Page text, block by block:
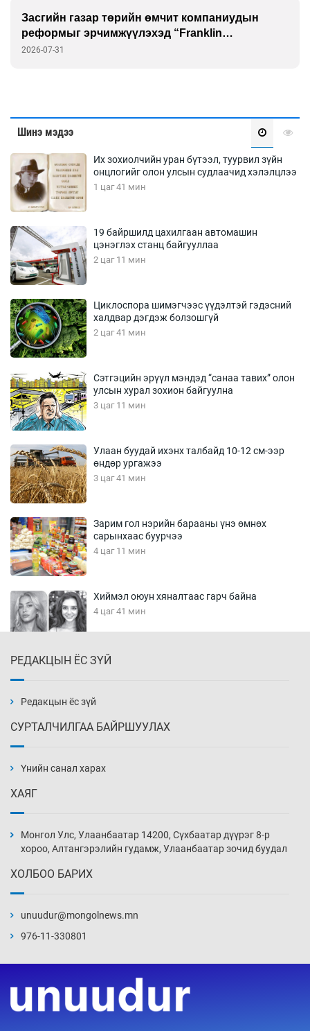
Засгийн газар төрийн өмчит компаниудын
реформыг эрчимжүүлэхэд “Franklin
Templeton”-той хамтарна
2026-07-31
Шинэ мэдээ
Их зохиолчийн уран бүтээл, туурвил зүйн
онцлогийг олон улсын судлаачид хэлэлцлээ
1 цаг 41 мин
19 байршилд цахилгаан автомашин
цэнэглэх станц байгууллаа
2 цаг 11 мин
Циклоспора шимэгчээс үүдэлтэй гэдэсний
халдвар дэгдэж болзошгүй
2 цаг 41 мин
Сэтгэцийн эрүүл мэндэд “санаа тавих” олон
улсын хурал зохион байгуулна
3 цаг 11 мин
Улаан буудай ихэнх талбайд 10-12 см-ээр
өндөр ургажээ
3 цаг 41 мин
Зарим гол нэрийн барааны үнэ өмнөх
сарынхаас буурчээ
4 цаг 11 мин
Хиймэл оюун хяналтаас гарч байна
4 цаг 41 мин
5 цаг 11 мин
нэмэгджээ
5 цаг 41 мин
6 цаг 11 мин
6 цаг 41 мин
РЕДАКЦЫН ЁС ЗҮЙ
Редакцын ёс зүй
СУРТАЛЧИЛГАА БАЙРШУУЛАХ
Үнийн санал харах
ХАЯГ
Монгол Улс, Улаанбаатар 14200, Сүхбаатар дүүрэг 8-р
хороо, Алтангэрэлийн гудамж, Улаанбаатар зочид буудал
ХОЛБОО БАРИХ
unuudur@mongolnews.mn
976-11-330801